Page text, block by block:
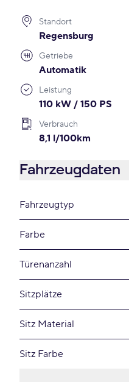
Standort
Regensburg
Getriebe
Automatik
Leistung
110 kW / 150 PS
Verbrauch
8,1 l/100km
Fahrzeugdaten
Fahrzeugtyp
Farbe
Türenanzahl
Sitzplätze
Sitz Material
Sitz Farbe